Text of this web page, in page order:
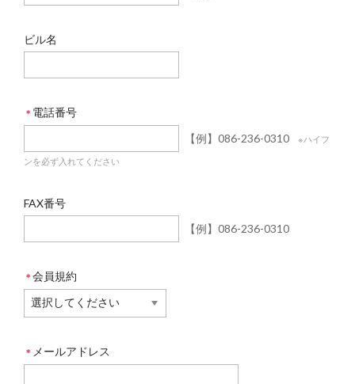
ビル名
＊ 電話番号
【例】086-236-0310 ※ハイフ
ンを必ず入れてください
FAX番号
【例】086-236-0310
＊会員規約
＊ メールアドレス